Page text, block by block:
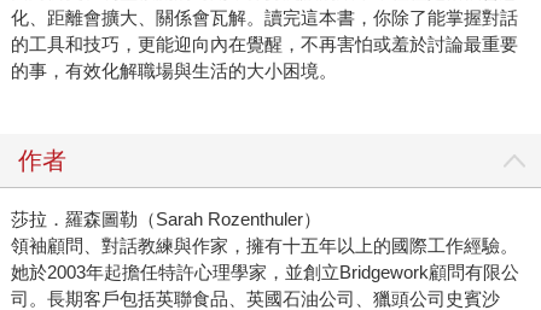
化、距離會擴大、關係會瓦解。讀完這本書，你除了能掌握對話
的工具和技巧，更能迎向內在覺醒，不再害怕或羞於討論最重要
的事，有效化解職場與生活的大小困境。
作者
莎拉．羅森圖勒（Sarah Rozenthuler）
領袖顧問、對話教練與作家，擁有十五年以上的國際工作經驗。
她於2003年起擔任特許心理學家，並創立Bridgework顧問有限公
司。長期客戶包括英聯食品、英國石油公司、獵頭公司史賓沙